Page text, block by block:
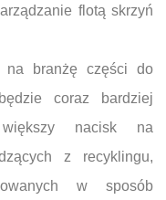
flotą skrzyń
na branżę części do
coraz bardziej
nacisk na
z recyklingu,
w sposób